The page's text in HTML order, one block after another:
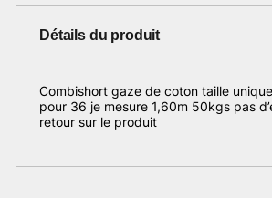
Détails du produit
Combishort gaze de coton taille
pour 36 je mesure 1,60m 50kgs pas
retour sur le produit